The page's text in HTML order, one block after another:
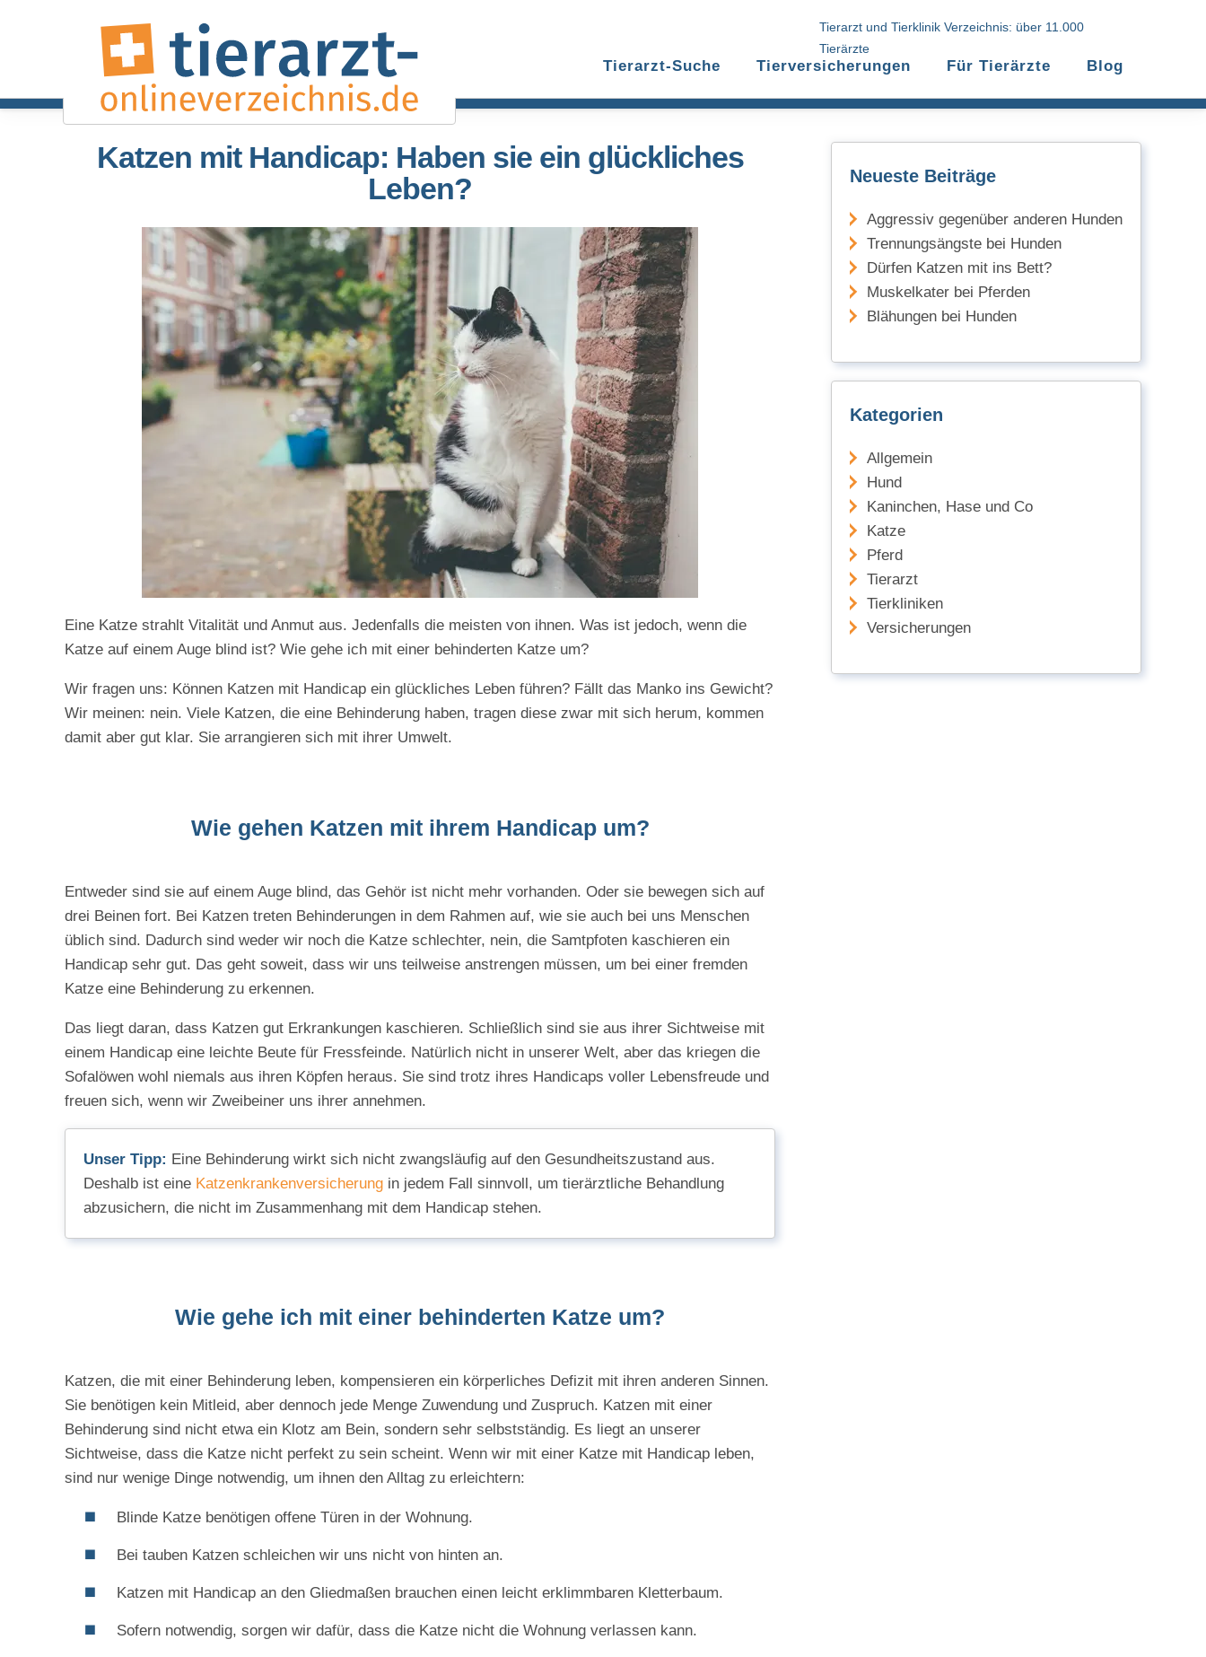
Tierarzt und Tierklinik Verzeichnis: über 11.000
Tierärzte
Tierarzt-Suche Tierversicherungen Für Tierärzte Blog
Katzen mit Handicap: Haben sie ein glückliches
Leben?
Eine Katze strahlt Vitalität und Anmut aus. Jedenfalls die meisten von ihnen. Was ist jedoch, wenn die
Katze auf einem Auge blind ist? Wie gehe ich mit einer behinderten Katze um?
Wir fragen uns: Können Katzen mit Handicap ein glückliches Leben führen? Fällt das Manko ins Gewicht?
Wir meinen: nein. Viele Katzen, die eine Behinderung haben, tragen diese zwar mit sich herum, kommen
damit aber gut klar. Sie arrangieren sich mit ihrer Umwelt.
Wie gehen Katzen mit ihrem Handicap um?
Entweder sind sie auf einem Auge blind, das Gehör ist nicht mehr vorhanden. Oder sie bewegen sich auf
drei Beinen fort. Bei Katzen treten Behinderungen in dem Rahmen auf, wie sie auch bei uns Menschen
üblich sind. Dadurch sind weder wir noch die Katze schlechter, nein, die Samtpfoten kaschieren ein
Handicap sehr gut. Das geht soweit, dass wir uns teilweise anstrengen müssen, um bei einer fremden
Katze eine Behinderung zu erkennen.
Das liegt daran, dass Katzen gut Erkrankungen kaschieren. Schließlich sind sie aus ihrer Sichtweise mit
einem Handicap eine leichte Beute für Fressfeinde. Natürlich nicht in unserer Welt, aber das kriegen die
Sofalöwen wohl niemals aus ihren Köpfen heraus. Sie sind trotz ihres Handicaps voller Lebensfreude und
freuen sich, wenn wir Zweibeiner uns ihrer annehmen.
Unser Tipp: Eine Behinderung wirkt sich nicht zwangsläufig auf den Gesundheitszustand aus.
Deshalb ist eine Katzenkrankenversicherung in jedem Fall sinnvoll, um tierärztliche Behandlung
abzusichern, die nicht im Zusammenhang mit dem Handicap stehen.
Wie gehe ich mit einer behinderten Katze um?
Katzen, die mit einer Behinderung leben, kompensieren ein körperliches Defizit mit ihren anderen Sinnen.
Sie benötigen kein Mitleid, aber dennoch jede Menge Zuwendung und Zuspruch. Katzen mit einer
Behinderung sind nicht etwa ein Klotz am Bein, sondern sehr selbstständig. Es liegt an unserer
Sichtweise, dass die Katze nicht perfekt zu sein scheint. Wenn wir mit einer Katze mit Handicap leben,
sind nur wenige Dinge notwendig, um ihnen den Alltag zu erleichtern:
Blinde Katze benötigen offene Türen in der Wohnung.
Bei tauben Katzen schleichen wir uns nicht von hinten an.
Katzen mit Handicap an den Gliedmaßen brauchen einen leicht erklimmbaren Kletterbaum.
Sofern notwendig, sorgen wir dafür, dass die Katze nicht die Wohnung verlassen kann.
Neueste Beiträge
Aggressiv gegenüber anderen Hunden
Trennungsängste bei Hunden
Dürfen Katzen mit ins Bett?
Muskelkater bei Pferden
Blähungen bei Hunden
Kategorien
Allgemein
Hund
Kaninchen, Hase und Co
Katze
Pferd
Tierarzt
Tierkliniken
Versicherungen